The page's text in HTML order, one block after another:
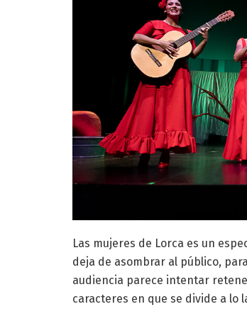
Las mujeres de Lorca es un
deja de asombrar al público,
audiencia parece intentar
caracteres en que se divide a lo